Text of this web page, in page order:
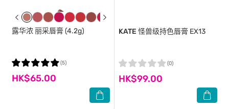
露华浓 丽采唇膏 (4.2g)
HK$65.00
(5)
KATE 怪兽级持色唇膏 EX13
HK$99.00
(0)